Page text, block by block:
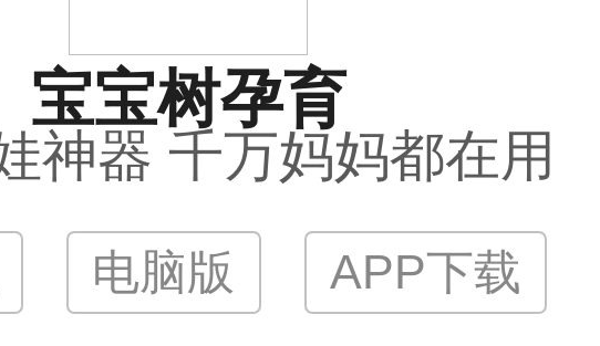
宝宝树孕育
神器 千万妈妈都在用
电脑版 APP下载